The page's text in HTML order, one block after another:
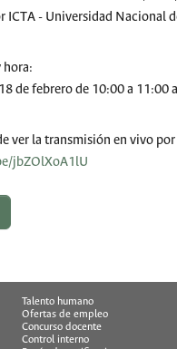
ICTA - Universidad Nacional
hora:
de febrero de 10:00 a 11:00
ver la transmisión en vivo por
jbZOlXoA1lU
Talento humano
Ofertas de empleo
Concurso docente
Control interno